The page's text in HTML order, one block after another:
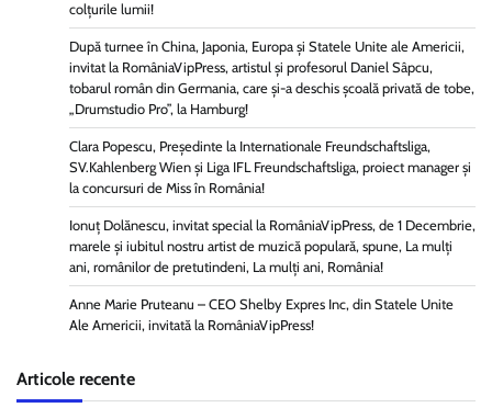
colțurile lumii!
După turnee în China, Japonia, Europa și Statele Unite ale Americii,
invitat la RomâniaVipPress, artistul și profesorul Daniel Sâpcu,
tobarul român din Germania, care și-a deschis școală privată de tobe,
„Drumstudio Pro”, la Hamburg!
Clara Popescu, Președinte la Internationale Freundschaftsliga,
SV.Kahlenberg Wien şi Liga IFL Freundschaftsliga, proiect manager și
la concursuri de Miss în România!
Ionuț Dolănescu, invitat special la RomâniaVipPress, de 1 Decembrie,
marele și iubitul nostru artist de muzică populară, spune, La mulți
ani, românilor de pretutindeni, La mulți ani, România!
Anne Marie Pruteanu – CEO Shelby Expres Inc, din Statele Unite
Ale Americii, invitată la RomâniaVipPress!
Articole recente